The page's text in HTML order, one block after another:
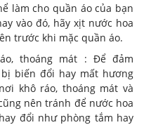
làm cho quần áo của bạn
vào đó, hãy xịt nước hoa
trước khi mặc quần áo.
thoáng mát : Để đảm
biến đổi hay mất hương
khô ráo, thoáng mát và
nên tránh để nước hoa
đổi như phòng tắm hay